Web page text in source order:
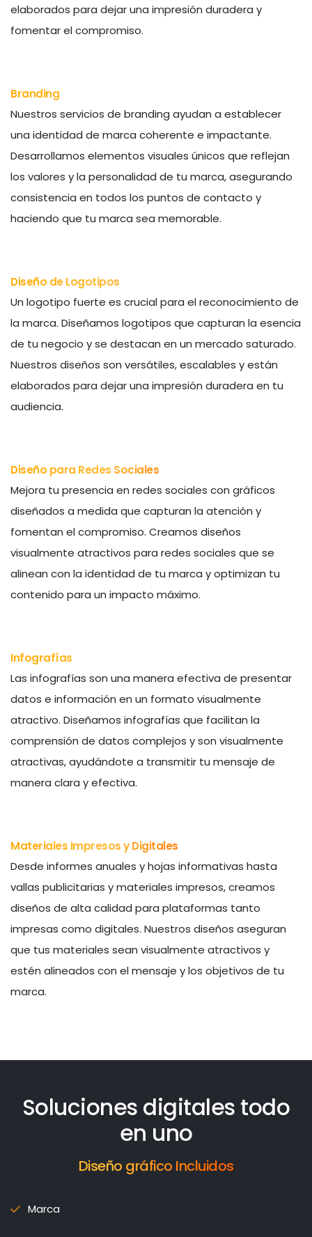
elaborados para dejar una impresión duradera y
fomentar el compromiso.
Branding
Nuestros servicios de branding ayudan a establecer
una identidad de marca coherente e impactante.
Desarrollamos elementos visuales únicos que reflejan
los valores y la personalidad de tu marca, asegurando
consistencia en todos los puntos de contacto y
haciendo que tu marca sea memorable.
Diseño de Logotipos
Un logotipo fuerte es crucial para el reconocimiento de
la marca. Diseñamos logotipos que capturan la esencia
de tu negocio y se destacan en un mercado saturado.
Nuestros diseños son versátiles, escalables y están
elaborados para dejar una impresión duradera en tu
audiencia.
Diseño para Redes Sociales
Mejora tu presencia en redes sociales con gráficos
diseñados a medida que capturan la atención y
fomentan el compromiso. Creamos diseños
visualmente atractivos para redes sociales que se
alinean con la identidad de tu marca y optimizan tu
contenido para un impacto máximo.
Infografías
Las infografías son una manera efectiva de presentar
datos e información en un formato visualmente
atractivo. Diseñamos infografías que facilitan la
comprensión de datos complejos y son visualmente
atractivas, ayudándote a transmitir tu mensaje de
manera clara y efectiva.
Materiales Impresos y Digitales
Desde informes anuales y hojas informativas hasta
vallas publicitarias y materiales impresos, creamos
diseños de alta calidad para plataformas tanto
impresas como digitales. Nuestros diseños aseguran
que tus materiales sean visualmente atractivos y
estén alineados con el mensaje y los objetivos de tu
marca.
Soluciones digitales todo
en uno
Diseño gráfico Incluidos
Marca